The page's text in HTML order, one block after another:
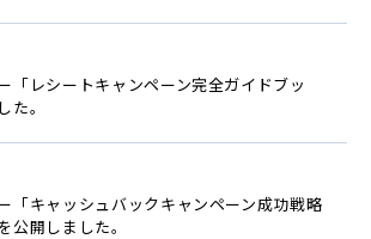
「レシートキャンペーン完全ガイドブッ
た。
「キャッシュバックキャンペーン成功戦略
公開しました。